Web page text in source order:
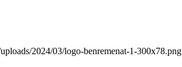
2024/03/logo-benremenat-1-300x78.png